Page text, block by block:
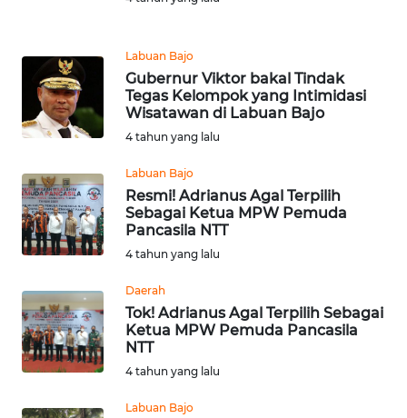
Labuan Bajo
Gubernur Viktor bakal Tindak
Tegas Kelompok yang Intimidasi
Wisatawan di Labuan Bajo
4 tahun yang lalu
Labuan Bajo
Resmi! Adrianus Agal Terpilih
Sebagai Ketua MPW Pemuda
Pancasila NTT
4 tahun yang lalu
Daerah
Tok! Adrianus Agal Terpilih Sebagai
Ketua MPW Pemuda Pancasila
NTT
4 tahun yang lalu
Labuan Bajo
KALTARA
WN
KALSEL
WN
KALTIM
WN
WN
GORONTALO